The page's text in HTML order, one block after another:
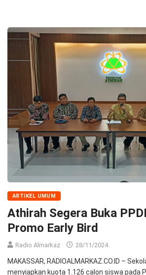
ARTIKEL UMUM
Athirah Segera Buka
Promo Early Bird
Radio Almarkaz 28/11/2024
MAKASSAR, RADIOALMARKAZ.CO.ID –
menyiapkan kuota 1.126 calon siswa pada